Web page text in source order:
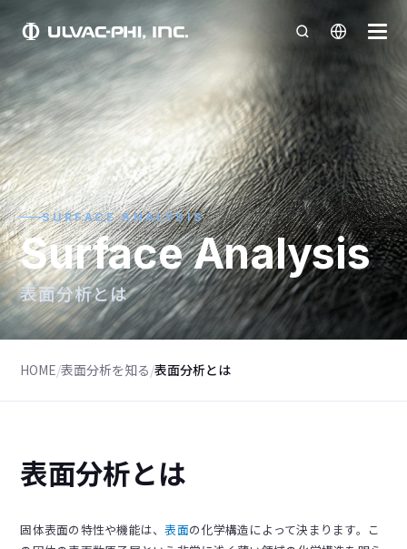
SURFACE ANALYSIS
Surface Analysis
表面分析とは
HOME/表面分析を知る/表面分析とは
表面分析とは
固体表面の特性や機能は、表面の化学構造によって決まります。こ